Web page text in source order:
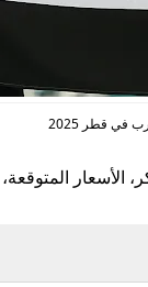
قطر 2025
الأسعار